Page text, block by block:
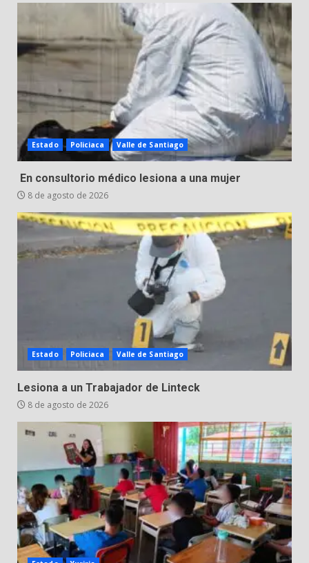
Inauguran la Galería Historia y
Arte en Cartonería
7 de agosto de 2026
7
Valle de Santiago refuerza
seguridad con nuevas unidades
7 de agosto de 2026
Estado Policiaca Valle de Santiago
En consultorio médico lesiona a una mujer
8 de agosto de 2026
Estado Policiaca Valle de Santiago
Lesiona a un Trabajador de Linteck
8 de agosto de 2026